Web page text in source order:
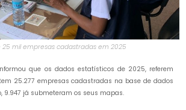
25 mil empresas cadastradas em 2025
que os dados estatísticos de 2025, referem
25.277 empresas cadastradas na base de dados
9.947 já submeteram os seus mapas.